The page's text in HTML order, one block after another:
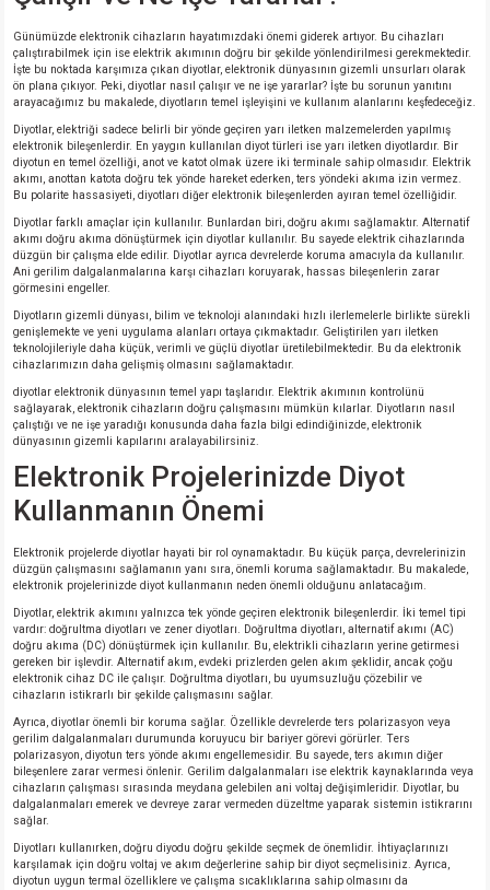
Günümüzde elektronik cihazların hayatımızdaki önemi giderek artıyor. Bu cihazları
çalıştırabilmek için ise elektrik akımının doğru bir şekilde yönlendirilmesi gerekmektedir.
İşte bu noktada karşımıza çıkan diyotlar, elektronik dünyasının gizemli unsurları olarak
ön plana çıkıyor. Peki, diyotlar nasıl çalışır ve ne işe yararlar? İşte bu sorunun yanıtını
arayacağımız bu makalede, diyotların temel işleyişini ve kullanım alanlarını keşfedeceğiz.
Diyotlar, elektriği sadece belirli bir yönde geçiren yarı iletken malzemelerden yapılmış
elektronik bileşenlerdir. En yaygın kullanılan diyot türleri ise yarı iletken diyotlardır. Bir
diyotun en temel özelliği, anot ve katot olmak üzere iki terminale sahip olmasıdır. Elektrik
akımı, anottan katota doğru tek yönde hareket ederken, ters yöndeki akıma izin vermez.
Bu polarite hassasiyeti, diyotları diğer elektronik bileşenlerden ayıran temel özelliğidir.
Diyotlar farklı amaçlar için kullanılır. Bunlardan biri, doğru akımı sağlamaktır. Alternatif
akımı doğru akıma dönüştürmek için diyotlar kullanılır. Bu sayede elektrik cihazlarında
düzgün bir çalışma elde edilir. Diyotlar ayrıca devrelerde koruma amacıyla da kullanılır.
Ani gerilim dalgalanmalarına karşı cihazları koruyarak, hassas bileşenlerin zarar
görmesini engeller.
Diyotların gizemli dünyası, bilim ve teknoloji alanındaki hızlı ilerlemelerle birlikte sürekli
genişlemekte ve yeni uygulama alanları ortaya çıkmaktadır. Geliştirilen yarı iletken
teknolojileriyle daha küçük, verimli ve güçlü diyotlar üretilebilmektedir. Bu da elektronik
cihazlarımızın daha gelişmiş olmasını sağlamaktadır.
diyotlar elektronik dünyasının temel yapı taşlarıdır. Elektrik akımının kontrolünü
sağlayarak, elektronik cihazların doğru çalışmasını mümkün kılarlar. Diyotların nasıl
çalıştığı ve ne işe yaradığı konusunda daha fazla bilgi edindiğinizde, elektronik
dünyasının gizemli kapılarını aralayabilirsiniz.
Elektronik Projelerinizde Diyot
Kullanmanın Önemi
Elektronik projelerde diyotlar hayati bir rol oynamaktadır. Bu küçük parça, devrelerinizin
düzgün çalışmasını sağlamanın yanı sıra, önemli koruma sağlamaktadır. Bu makalede,
elektronik projelerinizde diyot kullanmanın neden önemli olduğunu anlatacağım.
Diyotlar, elektrik akımını yalnızca tek yönde geçiren elektronik bileşenlerdir. İki temel tipi
vardır: doğrultma diyotları ve zener diyotları. Doğrultma diyotları, alternatif akımı (AC)
doğru akıma (DC) dönüştürmek için kullanılır. Bu, elektrikli cihazların yerine getirmesi
gereken bir işlevdir. Alternatif akım, evdeki prizlerden gelen akım şeklidir, ancak çoğu
elektronik cihaz DC ile çalışır. Doğrultma diyotları, bu uyumsuzluğu çözebilir ve
cihazların istikrarlı bir şekilde çalışmasını sağlar.
Ayrıca, diyotlar önemli bir koruma sağlar. Özellikle devrelerde ters polarizasyon veya
gerilim dalgalanmaları durumunda koruyucu bir bariyer görevi görürler. Ters
polarizasyon, diyotun ters yönde akımı engellemesidir. Bu sayede, ters akımın diğer
bileşenlere zarar vermesi önlenir. Gerilim dalgalanmaları ise elektrik kaynaklarında veya
cihazların çalışması sırasında meydana gelebilen ani voltaj değişimleridir. Diyotlar, bu
dalgalanmaları emerek ve devreye zarar vermeden düzeltme yaparak sistemin istikrarını
sağlar.
Diyotları kullanırken, doğru diyodu doğru şekilde seçmek de önemlidir. İhtiyaçlarınızı
karşılamak için doğru voltaj ve akım değerlerine sahip bir diyot seçmelisiniz. Ayrıca,
diyotun uygun termal özelliklere ve çalışma sıcaklıklarına sahip olmasını da